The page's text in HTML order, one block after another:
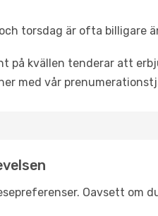
torsdag är ofta billigare
på kvällen tenderar att
med vår
Oavsett om